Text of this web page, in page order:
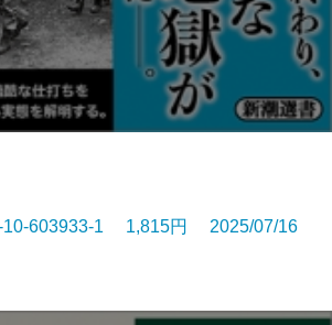
603933-1 1,815円 2025/07/16